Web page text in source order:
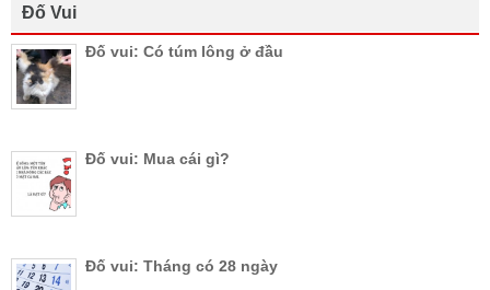
Đố Vui
Đố vui: Có túm lông ở đầu
Đố vui: Mua cái gì?
Đố vui: Tháng có 28 ngày